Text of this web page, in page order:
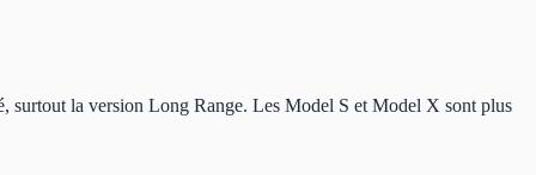
surtout la version Long Range. Les Model S et Model X sont plus